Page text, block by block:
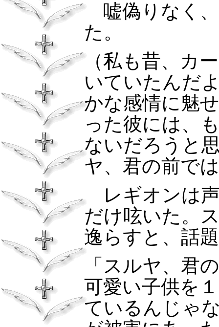
嘘偽りなく
た。
（私も昔、カ
いていたんだ
かな感情に魅
った彼には、
ないだろうと
ヤ、君の前で
レギオンは
だけ呟いた。
逸らすと、話
「スルヤ、君
可愛い子供を
ているんじゃ